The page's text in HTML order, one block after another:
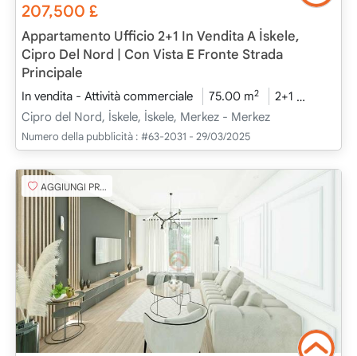
207,500£
Appartamento Ufficio 2+1 In Vendita A İskele,
Cipro Del Nord | Con Vista E Fronte Strada
Principale
In vendita - Attività commerciale 75.00 m2 2+1
Cipro del Nord, İskele, İskele, Merkez - Merkez
Numero della pubblicità : #63-2031 - 29/03/2025
AGGIUNGI PREFERITO